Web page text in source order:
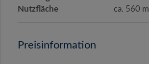
Nutzfläche
ca. 560 m
Preisinformation